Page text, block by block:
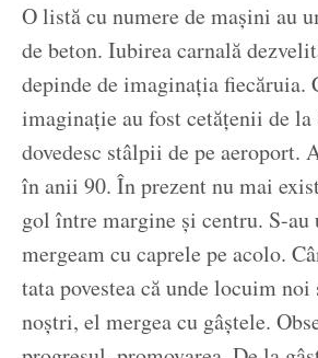
O listă cu numere de mașini au
de beton. Iubirea carnală
depinde de imaginația fiecăruia.
imaginație au fost cetățenii de la
dovedesc stâlpii de pe aeroport.
în anii 90. În prezent nu mai
gol între margine și centru. S-au
mergeam cu caprele pe acolo.
tata povestea că unde locuim
noștri, el mergea cu gâștele.